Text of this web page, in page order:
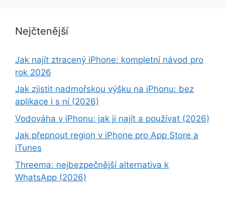
Nejčtenější
Jak najít ztracený iPhone: kompletní návod pro
rok 2026
Jak zjistit nadmořskou výšku na iPhonu: bez
aplikace i s ní (2026)
Vodováha v iPhonu: jak ji najít a používat (2026)
Jak přepnout region v iPhone pro App Store a
iTunes
Threema: nejbezpečnější alternativa k
WhatsApp (2026)